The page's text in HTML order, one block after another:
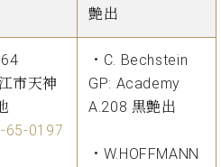
艶出
市天神
65-0197
・C. Bechstein
GP: Academy
A.208 黒艶出
・W.HOFFMANN